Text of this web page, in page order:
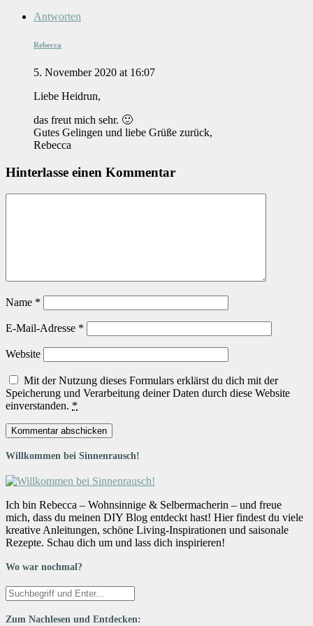
Antworten
Rebecca
5. November 2020 at 16:07
Liebe Heidrun,
das freut mich sehr. 🙂
Gutes Gelingen und liebe Grüße zurück,
Rebecca
Hinterlasse einen Kommentar
Name *
E-Mail-Adresse *
Website
Mit der Nutzung dieses Formulars erklärst du dich mit der
Speicherung und Verarbeitung deiner Daten durch diese Website
einverstanden. *
Willkommen bei Sinnenrausch!
Ich bin Rebecca – Wohnsinnige & Selbermacherin – und freue
mich, dass du meinen DIY Blog entdeckt hast! Hier findest du viele
kreative Anleitungen, schöne Living-Inspirationen und saisonale
Rezepte. Schau dich um und lass dich inspirieren!
Wo war nochmal?
Zum Nachlesen und Entdecken: